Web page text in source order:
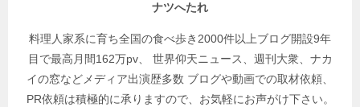
ナツへたれ
料理人家系に育ち全国の食べ歩き2000件以上ブログ開設9年
目で最高月間162万pv、 世界仰天ニュース、週刊大衆、ナカ
イの窓などメディア出演歴多数 ブログや動画での取材依頼、
PR依頼は積極的に承りますので、お気軽にお声がけ下さい。